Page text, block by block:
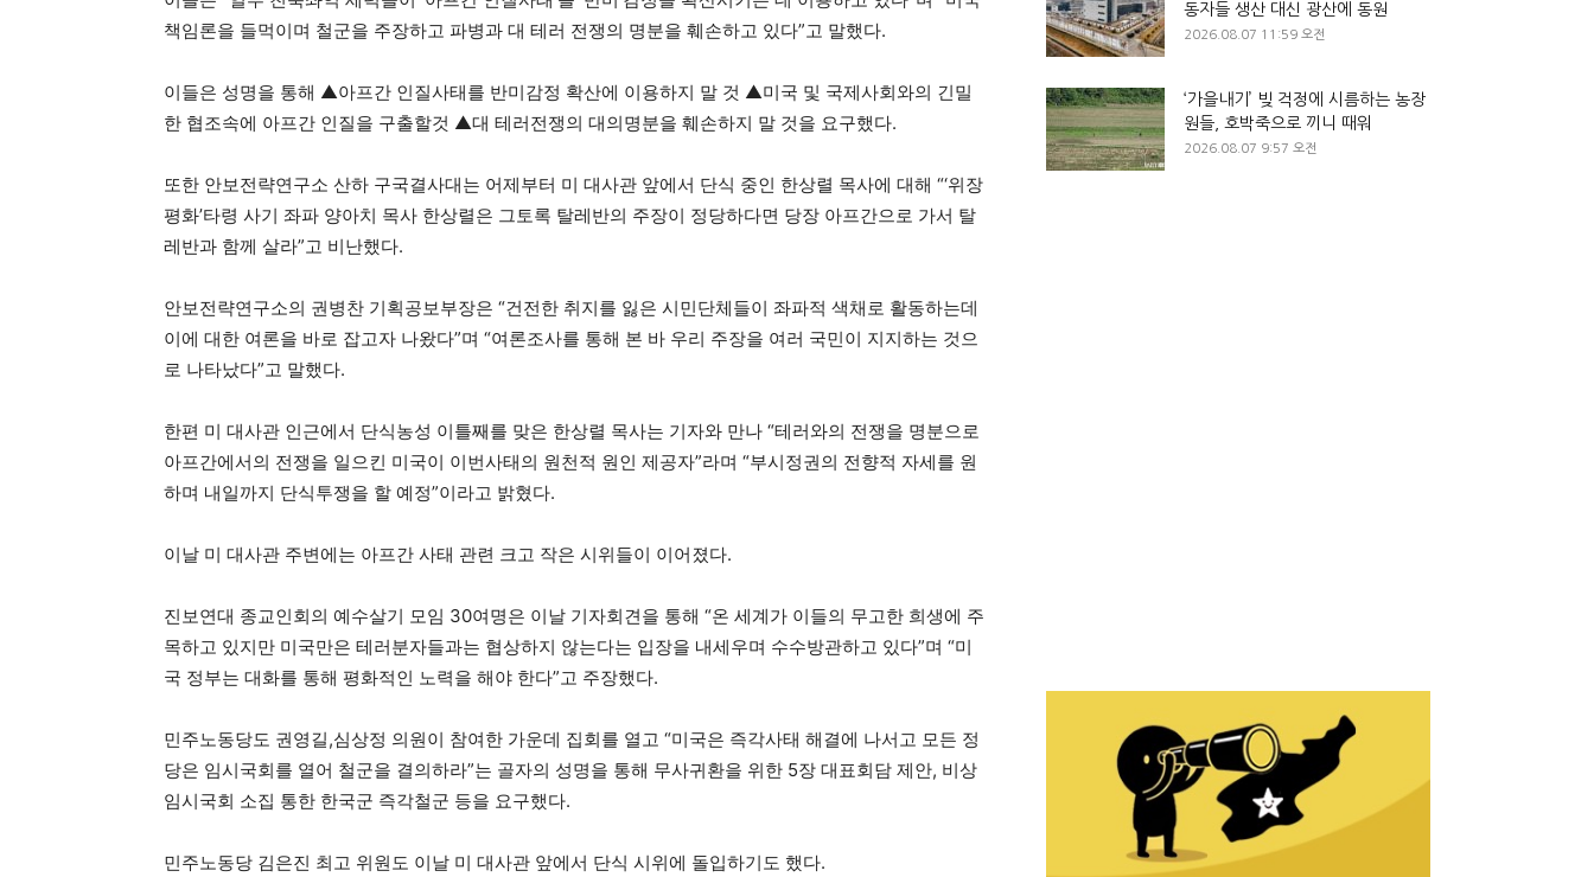
책임론을 들먹이며 철군을 주장하고 파병과 대 테러 전쟁의 명분을 훼손하고 있다”고 말했다.
이들은 성명을 통해 ▲아프간 인질사태를 반미감정 확산에 이용하지 말 것 ▲미국 및 국제사회와의 긴밀
한 협조속에 아프간 인질을 구출할것 ▲대 테러전쟁의 대의명분을 훼손하지 말 것을 요구했다.
또한 안보전략연구소 산하 구국결사대는 어제부터 미 대사관 앞에서 단식 중인 한상렬 목사에 대해 “‘위장
평화’타령 사기 좌파 양아치 목사 한상렬은 그토록 탈레반의 주장이 정당하다면 당장 아프간으로 가서 탈
레반과 함께 살라”고 비난했다.
안보전략연구소의 권병찬 기획공보부장은 “건전한 취지를 잃은 시민단체들이 좌파적 색채로 활동하는데
이에 대한 여론을 바로 잡고자 나왔다”며 “여론조사를 통해 본 바 우리 주장을 여러 국민이 지지하는 것으
로 나타났다”고 말했다.
한편 미 대사관 인근에서 단식농성 이틀째를 맞은 한상렬 목사는 기자와 만나 “테러와의 전쟁을 명분으로
아프간에서의 전쟁을 일으킨 미국이 이번사태의 원천적 원인 제공자”라며 “부시정권의 전향적 자세를 원
하며 내일까지 단식투쟁을 할 예정”이라고 밝혔다.
이날 미 대사관 주변에는 아프간 사태 관련 크고 작은 시위들이 이어졌다.
진보연대 종교인회의 예수살기 모임 30여명은 이날 기자회견을 통해 “온 세계가 이들의 무고한 희생에 주
목하고 있지만 미국만은 테러분자들과는 협상하지 않는다는 입장을 내세우며 수수방관하고 있다”며 “미
국 정부는 대화를 통해 평화적인 노력을 해야 한다”고 주장했다.
민주노동당도 권영길,심상정 의원이 참여한 가운데 집회를 열고 “미국은 즉각사태 해결에 나서고 모든 정
당은 임시국회를 열어 철군을 결의하라”는 골자의 성명을 통해 무사귀환을 위한 5장 대표회담 제안, 비상
임시국회 소집 통한 한국군 즉각철군 등을 요구했다.
민주노동당 김은진 최고 위원도 이날 미 대사관 앞에서 단식 시위에 돌입하기도 했다.
동자들 생산 대신 광산에 동원
2026.08.07 11:59 오전
‘가을내기’ 빚 걱정에 시름하는 농장
원들, 호박죽으로 끼니 때워
2026.08.07 9:57 오전